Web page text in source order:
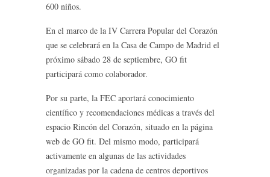
600 niños.
En el marco de la IV Carrera Popular del Corazón
que se celebrará en la Casa de Campo de Madrid el
próximo sábado 28 de septiembre, GO fit
participará como colaborador.
Por su parte, la FEC aportará conocimiento
científico y recomendaciones médicas a través del
espacio Rincón del Corazón, situado en la página
web de GO fit. Del mismo modo, participará
activamente en algunas de las actividades
organizadas por la cadena de centros deportivos